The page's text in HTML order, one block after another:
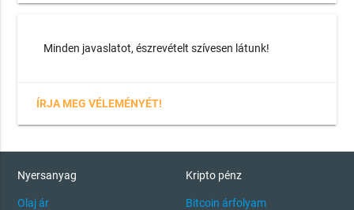
Minden javaslatot, észrevételt szívesen látunk!
ÍRJA MEG VÉLEMÉNYÉT!
Nyersanyag
Olaj ár
Kripto pénz
Bitcoin árfolyam